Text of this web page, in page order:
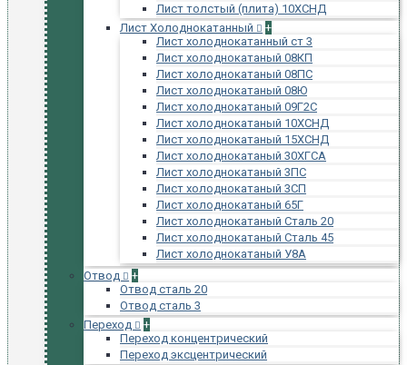
Лист толстый (плита) 10ХСНД
Лист Холоднокатанный
+
Лист холоднокатанный ст 3
Лист холоднокатаный 08КП
Лист холоднокатаный 08ПС
Лист холоднокатаный 08Ю
Лист холоднокатаный 09Г2С
Лист холоднокатаный 10ХСНД
Лист холоднокатаный 15ХСНД
Лист холоднокатаный 30ХГСА
Лист холоднокатаный 3ПС
Лист холоднокатаный 3СП
Лист холоднокатаный 65Г
Лист холоднокатаный Сталь 20
Лист холоднокатаный Сталь 45
Лист холоднокатаный У8А
Отвод
+
Отвод сталь 20
Отвод сталь 3
Переход
+
Переход концентрический
Переход эксцентрический